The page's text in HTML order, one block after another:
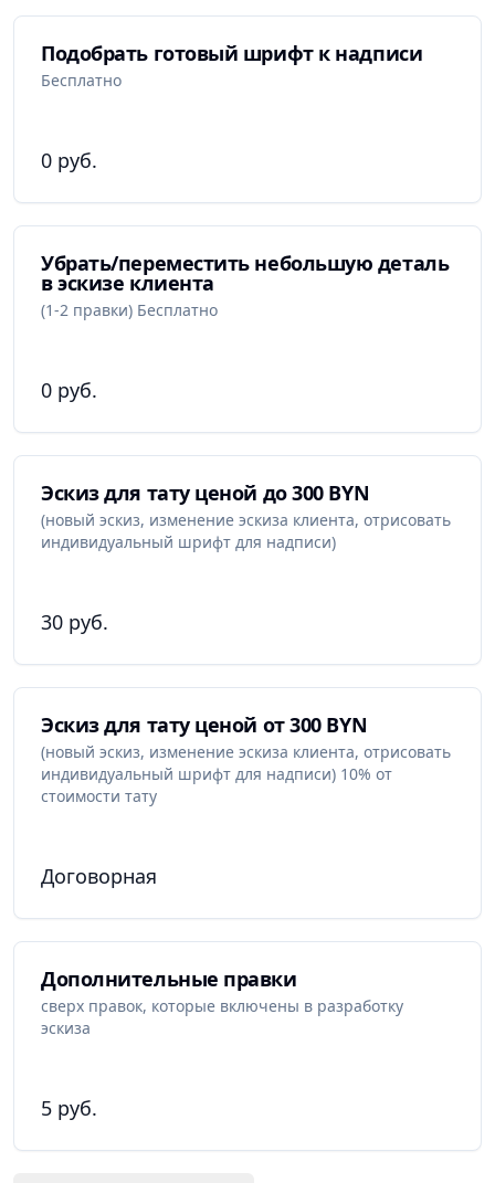
Подобрать готовый шрифт к надписи
Бесплатно
0 руб.
Убрать/переместить небольшую деталь
в эскизе клиента
(1-2 правки) Бесплатно
0 руб.
Эскиз для тату ценой до 300 BYN
(новый эскиз, изменение эскиза клиента, отрисовать
индивидуальный шрифт для надписи)
30 руб.
Эскиз для тату ценой от 300 BYN
(новый эскиз, изменение эскиза клиента, отрисовать
индивидуальный шрифт для надписи) 10% от
стоимости тату
Договорная
Дополнительные правки
сверх правок, которые включены в разработку
эскиза
5 руб.